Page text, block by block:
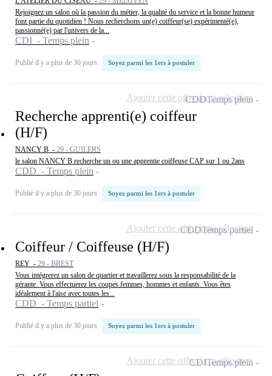
Rejoignez un salon où la passion du métier, la qualité du service et la bonne humeur
font partie du quotidien ! Nous recherchons un(e) coiffeur(se) expérimenté(e),
passionné(e) par l'univers de la...
CDI - Temps plein
Publié il y a plus de 30 jours Soyez parmi les 1ers à postuler
Recherche apprenti(e) coiffeur
(H/F)
NANCY B - 29 - GUILERS
le salon NANCY B recherche un ou une apprentie coiffeuse CAP sur 1 ou 2ans
CDD - Temps plein
Publié il y a plus de 30 jours Soyez parmi les 1ers à postuler
CDDTemps plein
Ajouter cette offre à ma sélection
Coiffeur / Coiffeuse (H/F)
REY - 29 - BREST
Vous intégrerez un salon de quartier et travaillerez sous la responsabilité de la
gérante. Vous effectuerez les coupes femmes, hommes et enfants. Vous êtes
idéalement à l'aise avec toutes les...
CDD - Temps partiel
Publié il y a plus de 30 jours Soyez parmi les 1ers à postuler
CDDTemps partiel
Ajouter cette offre à ma sélection
CDITemps plein
Ajouter cette offre à ma sélection